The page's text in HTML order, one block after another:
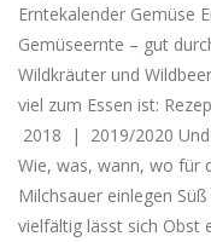
Erntekalender Gemüse
Gemüseernte – gut
Wildkräuter und
viel zum Essen ist:
2018 | 2019/2020 Und
Wie, was, wann, wo für
Milchsauer einlegen
vielfältig lässt sich Obst